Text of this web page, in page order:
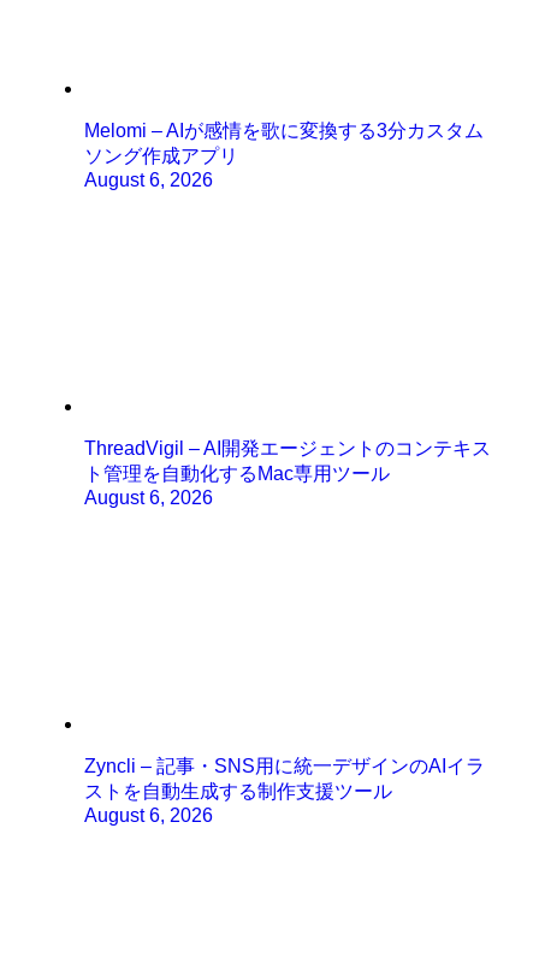
Melomi – AIが感情を歌に変換する3分カスタム
ソング作成アプリ
August 6, 2026
ThreadVigil – AI開発エージェントのコンテキス
ト管理を自動化するMac専用ツール
August 6, 2026
Zyncli – 記事・SNS用に統一デザインのAIイラ
ストを自動生成する制作支援ツール
August 6, 2026